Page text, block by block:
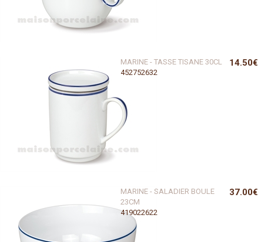
MARINE - TASSE TISANE 30CL
452752632
14.50€
MARINE - SALADIER BOULE
23CM
419022622
37.00€